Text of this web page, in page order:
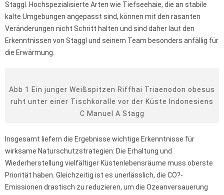
Staggl. Hochspezialisierte Arten wie Tiefseehaie, die an stabile
kalte Umgebungen angepasst sind, können mit den rasanten
Veränderungen nicht Schritt halten und sind daher laut den
Erkenntnissen von Staggl und seinem Team besonders anfällig für
die Erwärmung.
Abb 1 Ein junger Weißspitzen Riffhai Triaenodon obesus
ruht unter einer Tischkoralle vor der Küste Indonesiens
C Manuel A Stagg
Insgesamt liefern die Ergebnisse wichtige Erkenntnisse für
wirksame Naturschutzstrategien: Die Erhaltung und
Wiederherstellung vielfältiger Küstenlebensräume muss oberste
Priorität haben. Gleichzeitig ist es unerlässlich, die CO?-
Emissionen drastisch zu reduzieren, um die Ozeanversauerung